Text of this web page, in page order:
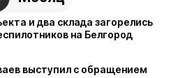
и два склада загорелись
на Белгород
выступил с обращением